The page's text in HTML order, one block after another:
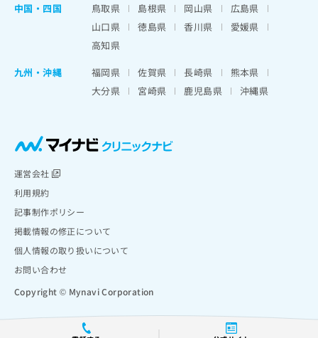
中国・四国
鳥取県 島根県 岡山県
広島県
山口県
徳島県 香川県
愛媛県
高知県
九州・沖縄
福岡県 佐賀県 長崎県
熊本県
大分県
宮崎県 鹿児島県 沖縄県
運営会社
利用規約
記事制作ポリシー
掲載情報の修正について
個人情報の取り扱いについて
お問い合わせ
Copyright © Mynavi Corporation